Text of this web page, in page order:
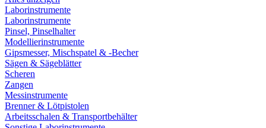
Laborinstrumente
Laborinstrumente
Pinsel, Pinselhalter
Modellierinstrumente
Gipsmesser, Mischspatel & -Becher
Sägen & Sägeblätter
Scheren
Zangen
Messinstrumente
Brenner & Lötpistolen
Arbeitsschalen & Transportbehälter